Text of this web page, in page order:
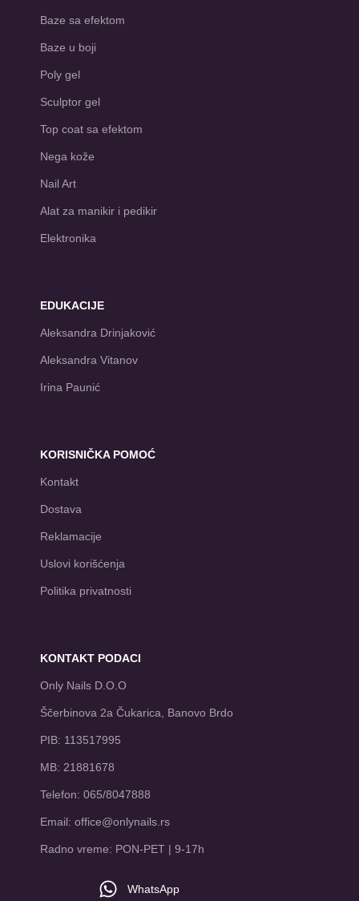
Baze sa efektom
Baze u boji
Poly gel
Sculptor gel
Top coat sa efektom
Nega kože
Nail Art
Alat za manikir i pedikir
Elektronika
EDUKACIJE
Aleksandra Drinjaković
Aleksandra Vitanov
Irina Paunić
KORISNIČKA POMOĆ
Kontakt
Dostava
Reklamacije
Uslovi korišćenja
Politika privatnosti
KONTAKT PODACI
Only Nails D.O.O
Ščerbinova 2a Čukarica, Banovo Brdo
PIB: 113517995
MB: 21881678
Telefon: 065/8047888
Email: office@onlynails.rs
Radno vreme: PON-PET | 9-17h
WhatsApp